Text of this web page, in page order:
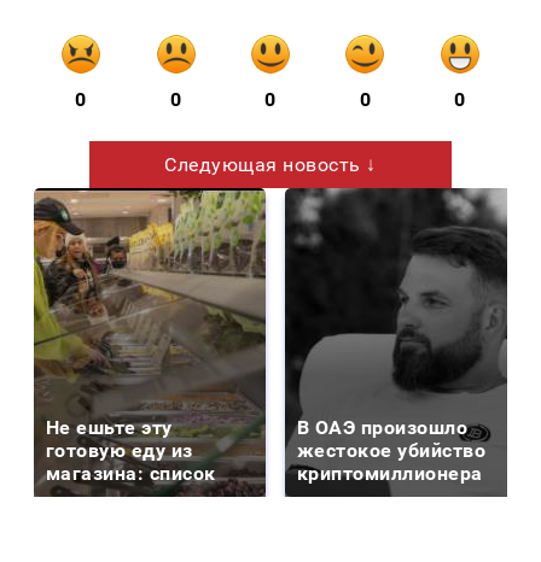
0 0 0 0 0
Следующая новость ↓
Не ешьте эту
готовую еду из
магазина: список
В ОАЭ произошло
жестокое убийство
криптомиллионера